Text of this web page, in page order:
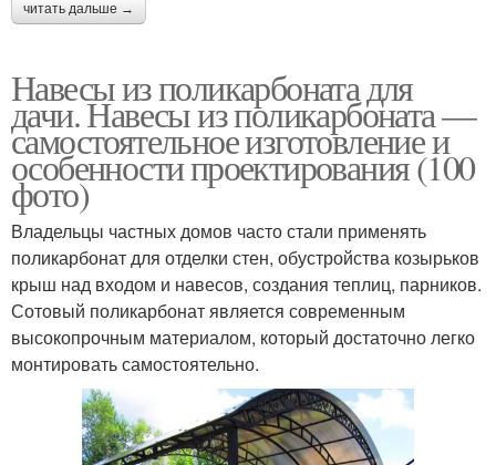
читать дальше →
Навесы из поликарбоната для
дачи. Навесы из поликарбоната —
самостоятельное изготовление и
особенности проектирования (100
фото)
Владельцы частных домов часто стали применять
поликарбонат для отделки стен, обустройства козырьков
крыш над входом и навесов, создания теплиц, парников.
Сотовый поликарбонат является современным
высокопрочным материалом, который достаточно легко
монтировать самостоятельно.